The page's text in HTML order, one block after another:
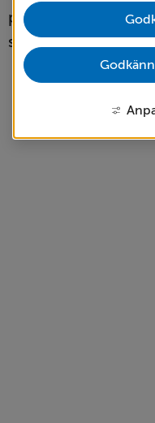
platser och
stopp.